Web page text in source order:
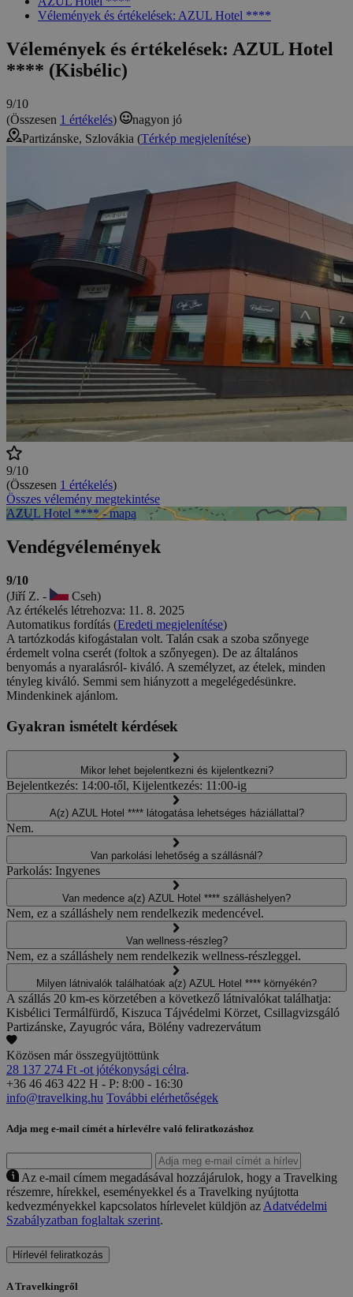
Vélemények és értékelések: AZUL Hotel ****
Vélemények és értékelések: AZUL Hotel
**** (Kisbélic)
9/10
(Összesen 1 értékelés)
nagyon jó
Partizánske, Szlovákia (Térkép megjelenítése)
9/10
(Összesen 1 értékelés)
Összes vélemény megtekintése
AZUL Hotel **** - mapa
Vendégvélemények
9/10
(Jiří Z. -
Cseh)
Az értékelés létrehozva: 11. 8. 2025
Automatikus fordítás (Eredeti megjelenítése)
A tartózkodás kifogástalan volt. Talán csak a szoba szőnyege
érdemelt volna cserét (foltok a szőnyegen). De az általános
benyomás a nyaralásról- kiváló. A személyzet, az ételek, minden
tényleg kiváló. Semmi sem hiányzott a megelégedésünkre.
Mindenkinek ajánlom.
Gyakran ismételt kérdések
Mikor lehet bejelentkezni és kijelentkezni?
Bejelentkezés: 14:00-től, Kijelentkezés: 11:00-ig
A(z) AZUL Hotel **** látogatása lehetséges háziállattal?
Nem.
Van parkolási lehetőség a szállásnál?
Parkolás: Ingyenes
Van medence a(z) AZUL Hotel **** szálláshelyen?
Nem, ez a szálláshely nem rendelkezik medencével.
Van wellness-részleg?
Nem, ez a szálláshely nem rendelkezik wellness-részleggel.
Milyen látnivalók találhatóak a(z) AZUL Hotel **** környékén?
A szállás 20 km-es körzetében a következő látnivalókat találhatja:
Kisbélici Termálfürdő, Kiszuca Tájvédelmi Körzet, Csillagvizsgáló
Partizánske, Zayugróc vára, Bölény vadrezervátum
Közösen már összegyüjtöttünk
28 137 274 Ft -ot jótékonysági célra.
+36 46 463 422 H - P: 8:00 - 16:30
info@travelking.hu További elérhetőségek
Adja meg e-mail címét a hírlevélre való feliratkozáshoz
Az e-mail címem megadásával hozzájárulok, hogy a Travelking
részemre, hírekkel, eseményekkel és a Travelking nyújtotta
kedvezményekkel kapcsolatos hírlevelet küldjön az Adatvédelmi
Szabályzatban foglaltak szerint.
Hírlevél feliratkozás
A Travelkingről